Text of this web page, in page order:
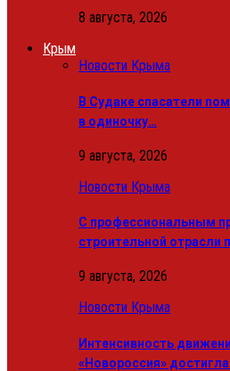
8 августа, 2026
Крым
Новости Крыма
В Судаке спасатели
в одиночку…
9 августа, 2026
Новости Крыма
С профессиональным
строительной отрасли
9 августа, 2026
Новости Крыма
Интенсивность
«Новороссия»